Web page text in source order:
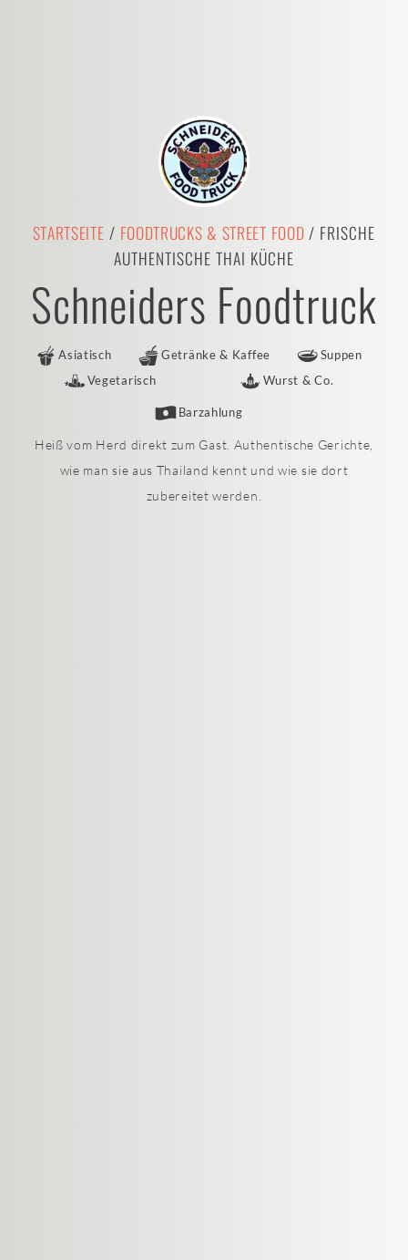
STARTSEITE / FOODTRUCKS & STREET FOOD/ FRISCHE
AUTHENTISCHE THAI KÜCHE
Schneiders Foodtruck
Asiatisch Getränke & Kaffee
Suppen
Vegetarisch
Wurst & Co.
Barzahlung
Heiß vom Herd direkt zum Gast. Authentische Gerichte,
wie man sie aus Thailand kennt und wie sie dort
zubereitet werden.